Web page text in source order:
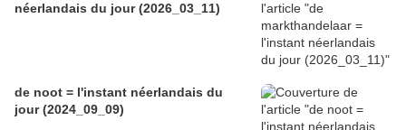
néerlandais du jour (2026_03_11)
de noot = l'instant néerlandais du
jour (2024_09_09)